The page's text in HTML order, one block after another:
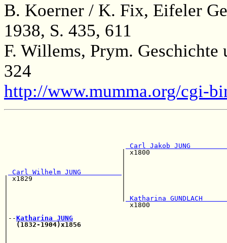
B. Koerner / K. Fix, Eifeler
1938, S. 435, 611
F. Willems, Prym. Geschichte
324
http://www.mumma.org/cgi-
Carl Jakob
| x1800
Carl Wilhelm JUNG
| x1829                      |
Katharina
|                              x1800
|--Katharina JUNG
(1832-1904)x1856